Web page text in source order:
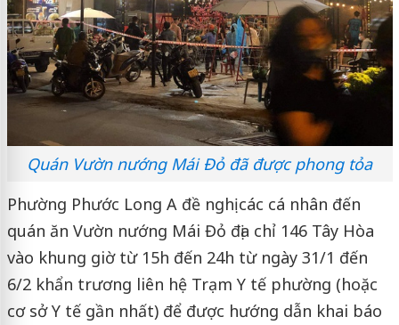
Quán Vườn nướng Mái Đỏ đã được phong tỏa
Phường Phước Long A đề nghị các cá nhân đến
quán ăn Vườn nướng Mái Đỏ địa chỉ 146 Tây Hòa
vào khung giờ từ 15h đến 24h từ ngày 31/1 đến
6/2 khẩn trương liên hệ Trạm Y tế phường (hoặc
cơ sở Y tế gần nhất) để được hướng dẫn khai báo